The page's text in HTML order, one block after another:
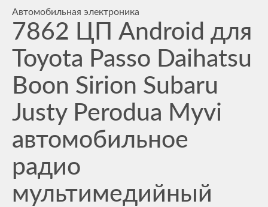
Автомобильная электроника
7862 ЦП Android для
Toyota Passo Daihatsu
Boon Sirion Subaru
Justy Perodua Myvi
автомобильное
радио
мультимедийный